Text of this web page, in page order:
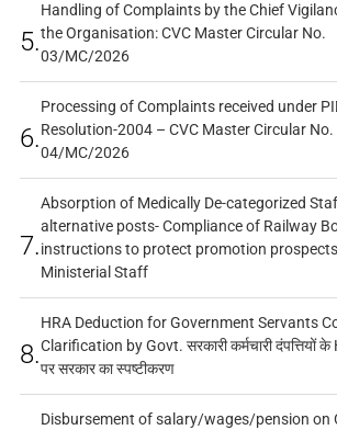
5.
Handling of Complaints by the Chief
the Organisation: CVC Master Circular No.
03/MC/2026
6.
Processing of Complaints received under
Resolution-2004 – CVC Master Circular No.
04/MC/2026
7.
Absorption of Medically De-categorized
alternative posts- Compliance of Railway
instructions to protect promotion
Ministerial Staff
8.
HRA Deduction for Government Servants
Clarification by Govt. सरकारी कर्मचारी दंपत्तियों के
पर सरकार का स्पष्टीकरण
Disbursement of salary/wages/pension on